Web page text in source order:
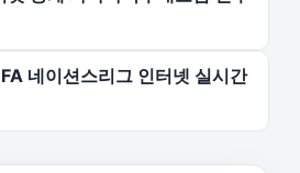
네이션스리그 인터넷 실시간